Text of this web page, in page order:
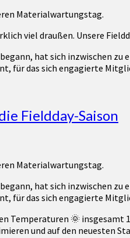
Materialwartungstag.
viel draußen. Unsere
hat sich inzwischen
für das sich engagierte
Fieldday-Saison
Materialwartungstag.
hat sich inzwischen
für das sich engagierte
🌞 insgesamt
und auf den neuesten